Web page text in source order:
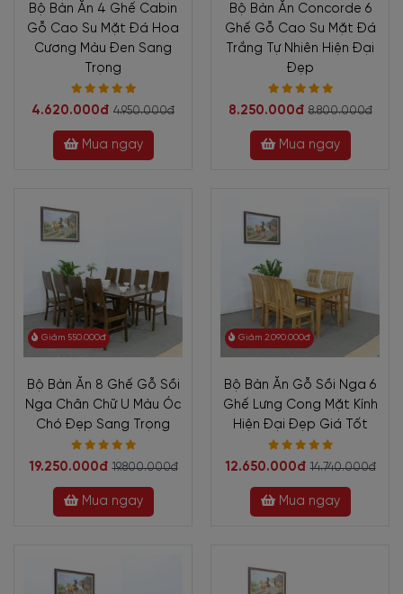
Bộ Bàn Ăn 4 Ghế Cabin
Gỗ Cao Su Mặt Đá Hoa
Cương Màu Đen Sang
Trọng
4.620.000đ 4.950.000đ
Mua ngay
Bộ Bàn Ăn Concorde 6
Ghế Gỗ Cao Su Mặt Đá
Trắng Tự Nhiên Hiện Đại
Đẹp
8.250.000đ 8.800.000đ
Mua ngay
Giảm 550.000đ
Bộ Bàn Ăn 8 Ghế Gỗ Sồi
Nga Chân Chữ U Màu Óc
Chó Đẹp Sang Trọng
19.250.000đ 19.800.000đ
Mua ngay
Giảm 2.090.000đ
Bộ Bàn Ăn Gỗ Sồi Nga 6
Ghế Lưng Cong Mặt Kính
Hiện Đại Đẹp Giá Tốt
12.650.000đ 14.740.000đ
Mua ngay